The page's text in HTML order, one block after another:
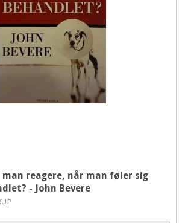
man reagere, når man føler sig
- John Bevere